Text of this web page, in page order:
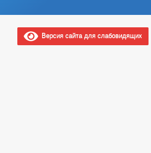
Версия сайта для слабовидящих